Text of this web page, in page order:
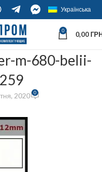
Українська
0 0,00
m-680-belii-
2020 0